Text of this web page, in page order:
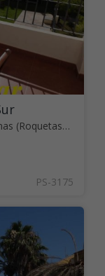
El Sabinar - Urbanizaciones - Las Marinas (Roquetas de Mar)
PS-3175